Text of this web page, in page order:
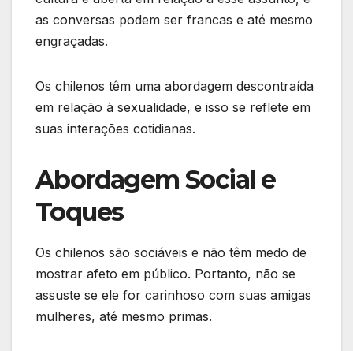
as conversas podem ser francas e até mesmo
engraçadas.
Os chilenos têm uma abordagem descontraída
em relação à sexualidade, e isso se reflete em
suas interações cotidianas.
Abordagem Social e
Toques
Os chilenos são sociáveis e não têm medo de
mostrar afeto em público. Portanto, não se
assuste se ele for carinhoso com suas amigas
mulheres, até mesmo primas.